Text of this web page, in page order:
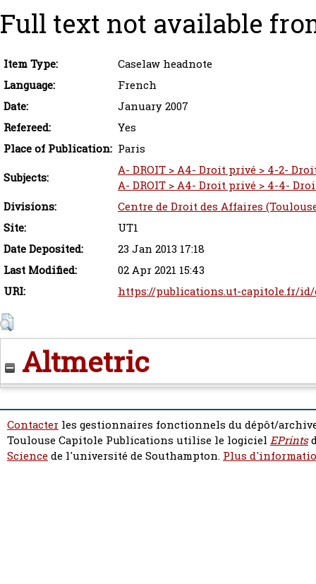
Full text not available
Item Type:
Caselaw headnote
Language:
French
Date:
January 2007
Refereed:
Yes
Place of Publication: Paris
Subjects:
A- DROIT > A4- Droit privé > 4-2-
A- DROIT > A4- Droit privé > 4-4-
Divisions:
Centre de Droit des Affaires
Site:
UT1
Date Deposited:
23 Jan 2013 17:18
Last Modified:
02 Apr 2021 15:43
URI:
https://publications.ut-capitole.fr/id/
Altmetric
Contacter les gestionnaires fonctionnels du dépôt/
Toulouse Capitole Publications utilise le logiciel EPrints
Sciencede l'université de Southampton. Plus